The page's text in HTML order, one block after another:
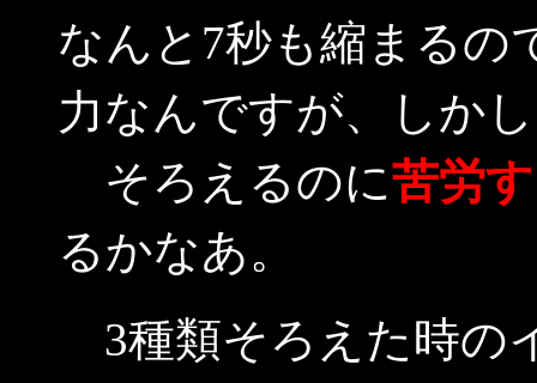
なんと7秒も縮まるの
力なんですが、しか
そろえるのに苦労
るかなあ。
3種類そろえた時の